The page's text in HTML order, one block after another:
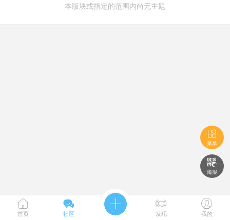
本版块或指定的范围内尚无主题

菜单

海报

首页

社区
 
发现

我的